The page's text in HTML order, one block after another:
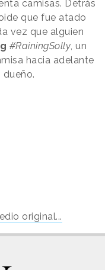
camisas. Detrás
que fue atado
vez que alguien
#RainingSolly, un
hacia adelante
dueño.
original...